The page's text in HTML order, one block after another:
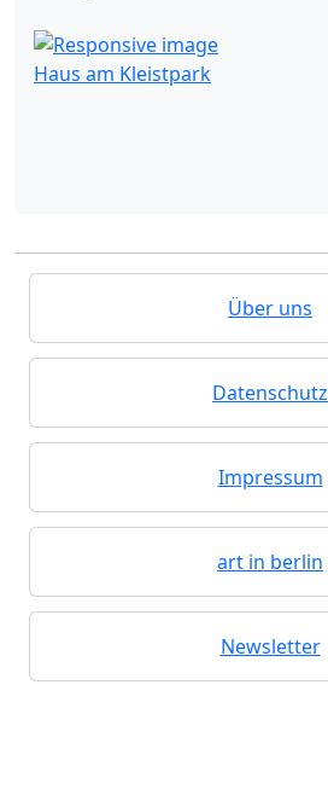
Haus am Kleistpark
Über uns
Datenschutz
Impressum
art in berlin
Newsletter